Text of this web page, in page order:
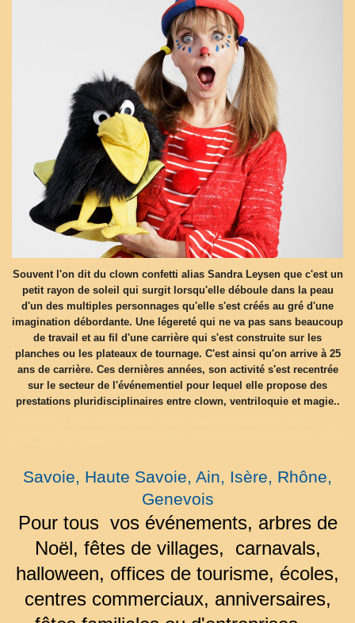
Souvent l'on dit du clown confetti alias Sandra Leysen que c'est un
petit rayon de soleil qui surgit lorsqu'elle déboule dans la peau
d'un des multiples personnages qu'elle s'est créés au gré d'une
imagination débordante. Une légereté qui ne va pas sans beaucoup
de travail et au fil d'une carrière qui s'est construite sur les
planches ou les plateaux de tournage. C'est ainsi qu'on arrive à 25
ans de carrière. Ces dernières années, son activité s'est recentrée
sur le secteur de l'événementiel pour lequel elle propose des
prestations pluridisciplinaires entre clown, ventriloquie et magie..
Savoie, Haute Savoie, Ain, Isère, Rhône,
Genevois
Pour tous vos événements, arbres de
Noël, fêtes de villages, carnavals,
halloween, offices de tourisme, écoles,
centres commerciaux, anniversaires,